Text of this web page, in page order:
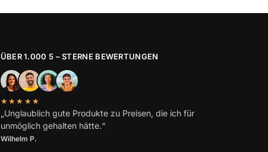
ÜBER 1.000 5 – STERNE BEWERTUNGEN
★★★★★
„Unglaublich gute Produkte zu Preisen, die ich für
unmöglich gehalten hätte.“
Wilhelm P.